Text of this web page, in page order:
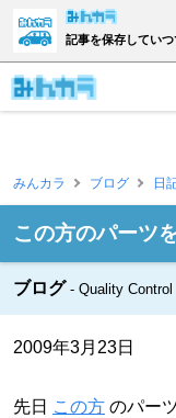
記事を保存していつ
みんカラ ブログ 日
この方のパーツ
ブログ Quality Control
2009年3月23日
先日 この方 のパー